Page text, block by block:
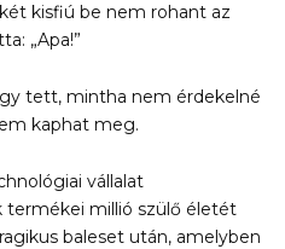
kisfiú be nem rohant az
„Apa!”
tett, mintha nem érdekelné
kaphat meg.
vállalat
termékei millió szülő életét
baleset után, amelyben